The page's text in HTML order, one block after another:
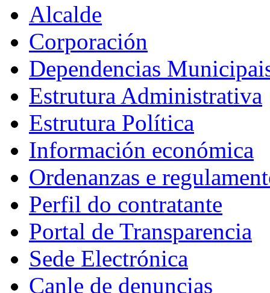
Alcalde
Corporación
Dependencias
Estrutura Administrativa
Estrutura Política
Información económica
Ordenanzas e
Perfil do contratante
Portal de Transparencia
Sede Electrónica
Canle de denuncias